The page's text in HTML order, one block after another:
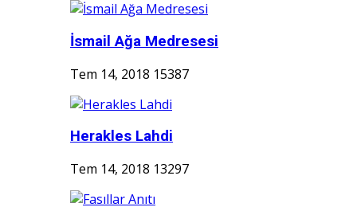
İsmail Ağa Medresesi
Tem 14, 2018 15387
Herakles Lahdi
Tem 14, 2018 13297